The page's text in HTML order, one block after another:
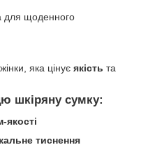
для щоденного
яка цінує якість та
шкіряну сумку:
якості
тиснення